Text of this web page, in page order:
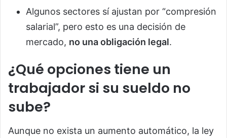
Algunos sectores sí ajustan por “compresión
salarial”, pero esto es una decisión de
mercado, no una obligación legal.
¿Qué opciones tiene un
trabajador si su sueldo no
sube?
Aunque no exista un aumento automático, la ley